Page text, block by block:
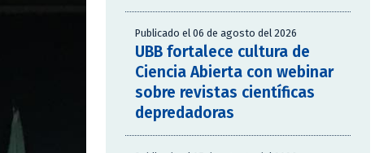
Publicado el 06 de agosto del 2026
UBB fortalece cultura de
Ciencia Abierta con webinar
sobre revistas científicas
depredadoras